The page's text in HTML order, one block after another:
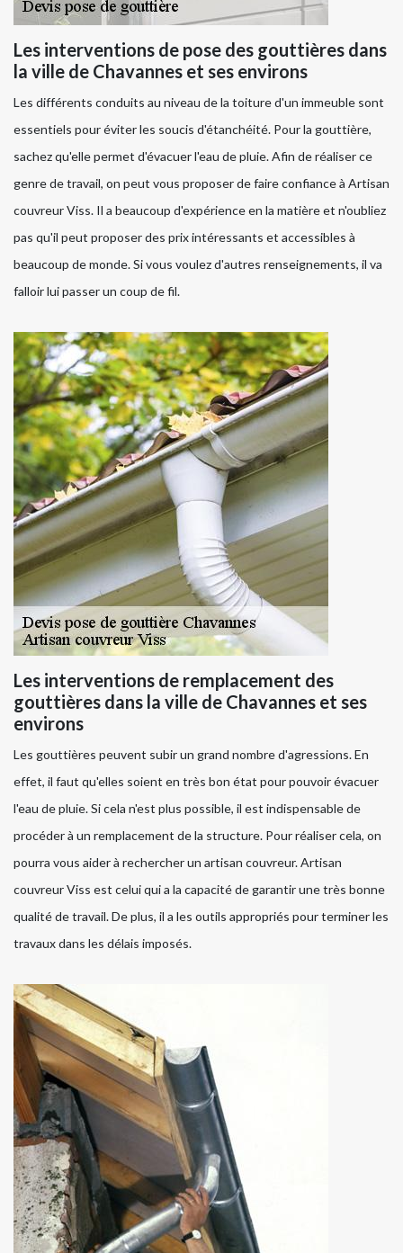
Les interventions de pose des gouttières dans
la ville de Chavannes et ses environs
Les différents conduits au niveau de la toiture d'un immeuble sont
essentiels pour éviter les soucis d'étanchéité. Pour la gouttière,
sachez qu'elle permet d'évacuer l'eau de pluie. Afin de réaliser ce
genre de travail, on peut vous proposer de faire confiance à Artisan
couvreur Viss. Il a beaucoup d'expérience en la matière et n'oubliez
pas qu'il peut proposer des prix intéressants et accessibles à
beaucoup de monde. Si vous voulez d'autres renseignements, il va
falloir lui passer un coup de fil.
Les interventions de remplacement des
gouttières dans la ville de Chavannes et ses
environs
Les gouttières peuvent subir un grand nombre d'agressions. En
effet, il faut qu'elles soient en très bon état pour pouvoir évacuer
l'eau de pluie. Si cela n'est plus possible, il est indispensable de
procéder à un remplacement de la structure. Pour réaliser cela, on
pourra vous aider à rechercher un artisan couvreur. Artisan
couvreur Viss est celui qui a la capacité de garantir une très bonne
qualité de travail. De plus, il a les outils appropriés pour terminer les
travaux dans les délais imposés.